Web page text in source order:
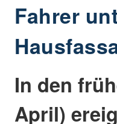
Fahrer
In den
April)